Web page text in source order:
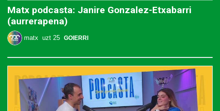
Matx podcasta: Janire Gonzalez-Etxabarri
(aurrerapena)
matx uzt 25 GOIERRI